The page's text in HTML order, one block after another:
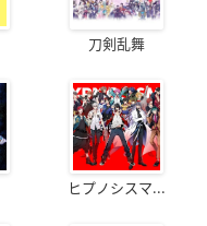
刀剣乱舞
ヒプノシスマ...